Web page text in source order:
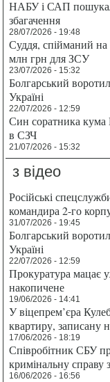
НАБУ і САП
збагачення
28/07/2026 - 19:48
Суддя, спійманий на
млн грн для ЗСУ
23/07/2026 - 15:32
Болгарський
Україні
22/07/2026 - 12:59
Син соратника кума
в СЗЧ
21/07/2026 - 15:32
з відео
Російські
командира 2-го
31/07/2026 - 19:45
Болгарський
Україні
22/07/2026 - 12:59
Прокуратура мацає
накопичене
19/06/2026 - 14:41
У віцепрем’єра
квартиру, записану
17/06/2026 - 18:19
Співробітник СБУ
кримінальну справу
16/06/2026 - 16:56